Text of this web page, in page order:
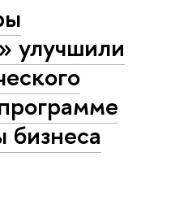
улучшили